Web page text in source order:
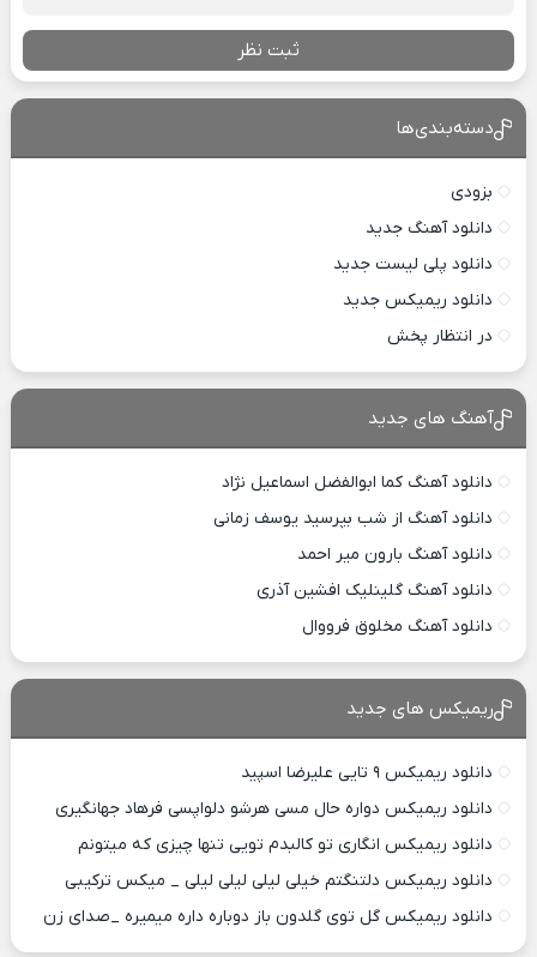
ثبت نظر
دسته‌بندی‌ها
بزودی
دانلود آهنگ جدید
دانلود پلی لیست جدید
دانلود ریمیکس جدید
در انتظار پخش
آهنگ های جدید
دانلود آهنگ کما ابوالفضل اسماعیل نژاد
دانلود آهنگ از شب بپرسید یوسف زمانی
دانلود آهنگ بارون میر احمد
دانلود آهنگ گلینلیک افشین آذری
دانلود آهنگ مخلوق فرووال
ریمیکس های جدید
دانلود ریمیکس ۹ تایی علیرضا اسپید
دانلود ریمیکس دواره حال مسی هرشو دلواپسی فرهاد جهانگیری
دانلود ریمیکس انگاری تو کالبدم تویی تنها چیزی که میتونم
دانلود ریمیکس دلتنگتم خیلی لیلی لیلی لیلی _ میکس ترکیبی
دانلود ریمیکس گل توی گلدون باز دوباره داره میمیره _صدای زن